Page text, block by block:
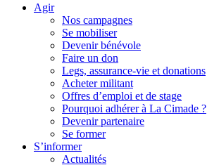
Agir
Nos campagnes
Se mobiliser
Devenir bénévole
Faire un don
Legs, assurance-vie et donations
Acheter militant
Offres d’emploi et de stage
Pourquoi adhérer à La Cimade ?
Devenir partenaire
Se former
S’informer
Actualités